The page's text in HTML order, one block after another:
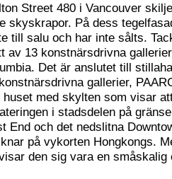
Street 480 i Vancouver
skyskrapor. På dess
till salu och har inte sålts.
av 13 konstnärsdrivna
Det är anslutet till
gallerier,
med skylten som visar
i stadsdelen på
End och det nedslitna
på vykorten Hongkongs.
den sig vara en småskalig